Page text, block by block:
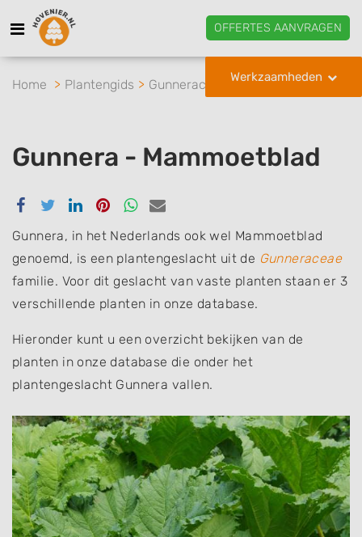
OFFERTES AANVRAGEN
Werkzaamheden
Home Plantengids Gunneraceae Gunnera
Gunnera - Mammoetblad
Delen
Facebook
Delen
Twitter
Delen
Linkedin
Delen
Pinterest
Delen
Whatsapp
Delen
email
Gunnera, in het Nederlands ook wel Mammoetblad
genoemd, is een plantengeslacht uit de Gunneraceae
familie. Voor dit geslacht van vaste planten staan er 3
verschillende planten in onze database.
Hieronder kunt u een overzicht bekijken van de
planten in onze database die onder het
plantengeslacht Gunnera vallen.